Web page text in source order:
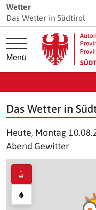
Springe direkt zur
Springe direkt zum Inhalt
Wetter
Das Wetter in Südtirol
Menü
Das Wetter in
Heute, Montag
Abend Gewitter